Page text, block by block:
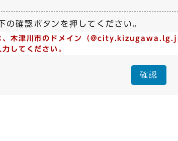
の確認ボタンを押してください。
、木津川市のドメイン（
してください。
確認